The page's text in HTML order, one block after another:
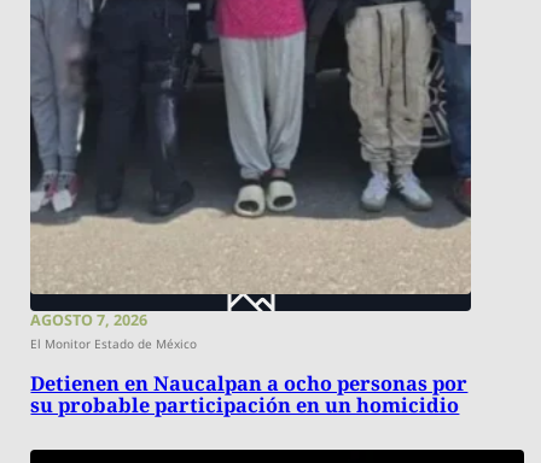
AGOSTO 7, 2026
El Monitor Estado de México
Detienen en Naucalpan a ocho personas por
su probable participación en un homicidio